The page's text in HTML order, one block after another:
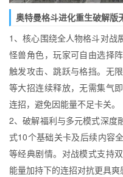
奥特曼格斗进化重生破解版
1、核心围绕全人物格斗对战
怪兽角色，玩家可自由选择
触发攻击、跳跃与格挡。无
等大招连续释放，无需集气
连招，避免因能量不足卡关。
2、破解福利与多元模式深度
式10个基础关卡及后续内容
等经典剧情。对战模式支持
能量加持下的连招对抗更具爽